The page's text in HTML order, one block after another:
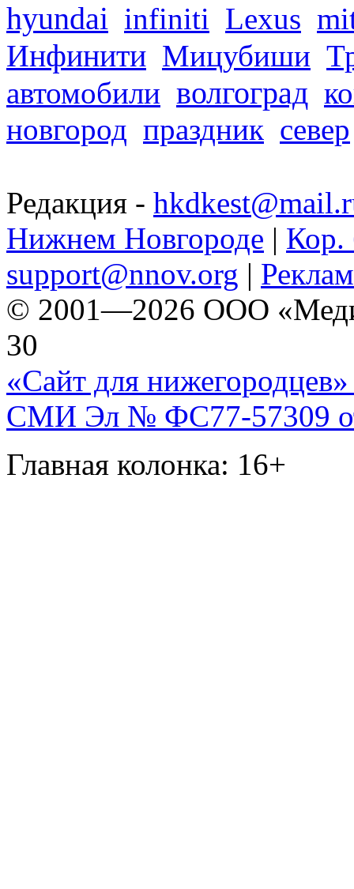
hyundai infiniti Lexus
Инфинити Мицубиши
автомобили волгоград
новгород праздник север
Редакция -
Нижнем Новгороде | Кор.
support@nnov.org |
© 2001—2026 ООО
30
«Сайт для нижегородцев»
СМИ Эл № ФС77-57309
Главная колонка: 16+